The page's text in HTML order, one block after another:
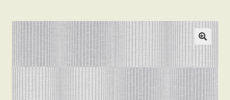
Tapéta BLOG
Mi az a fotótapéta?
Tapétázási tanácsok
Beton hatású tapéták